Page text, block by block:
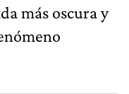
más oscura y